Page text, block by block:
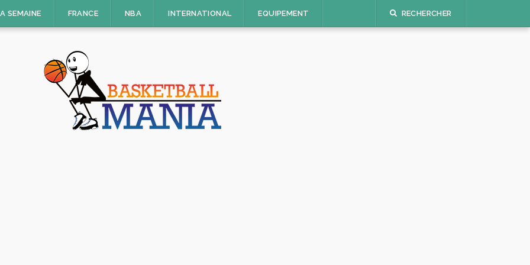
SEMAINE FRANCE NBA INTERNATIONAL EQUIPEMENT RECHERCHER